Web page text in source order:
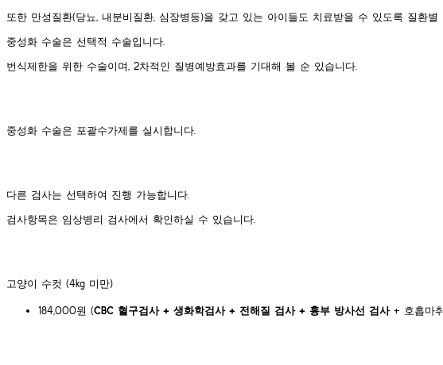
또한 만성질환(당뇨, 내분비질환, 심장병등)을 갖고 있는 아이들도 치료받을 수 있도록 질환
중성화 수술은 선택적 수술입니다.
번식제한을 위한 수술이며, 2차적인 질병예방효과를 기대해 볼 순 있습니다.
중성화 수술은 포괄수가제를 실시합니다.
​다른 검사는 선택하여 진행 가능합니다.
검사항목은 임상병리 검사에서 확인하실 수 있습니다.
고양이 수컷 (4kg 미만)
184,000원 (CBC 혈구검사 + 생화학검사 + 전해질 검사 + 흉부 방사선 검사+ 호흡마